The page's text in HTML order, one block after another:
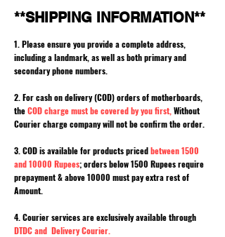
**SHIPPING INFORMATION**
1. Please ensure you provide a complete address,
including a landmark, as well as both primary and
secondary phone numbers.
2. For cash on delivery (COD) orders of motherboards,
theCOD charge must be covered by you first, Without
Courier charge company will not be confirm the order.
3. COD is available for products pricedbetween 1500
and 10000 Rupees; orders below 1500 Rupees require
prepayment & above 10000 must pay extra rest of
Amount.
4. Courier services are exclusively available through
DTDC and Delivery Courier.